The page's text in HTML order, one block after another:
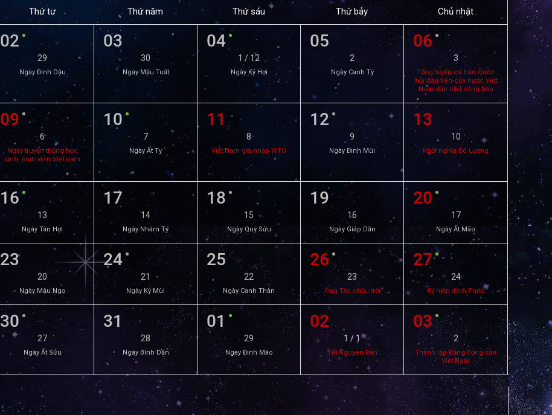
Thứ tư Thứ năm Thứ sáu Thứ bảy Chủ nhật
02
29
Ngày Đinh Dậu
03
30
Ngày Mậu Tuất
04
1 / 12
Ngày Kỷ Hợi
05
2
Ngày Canh Tý
06
3
Tổng tuyển cử bầu Quốc
hội đầu tiên của nước Việt
Nam dân chủ cộng hòa
09
6
Ngày truyền thống học
sinh, sinh viên Việt nam
10
7
Ngày Ất Tỵ
11
8
Việt Nam gia nhập WTO
12
9
Ngày Đinh Mùi
13
10
Khởi nghĩa Đô Lương
16
13
Ngày Tân Hợi
17
14
Ngày Nhâm Tý
18
15
Ngày Quý Sửu
19
16
Ngày Giáp Dần
20
17
Ngày Ất Mão
23
20
Ngày Mậu Ngọ
24
21
Ngày Kỷ Mùi
25
22
Ngày Canh Thân
26
23
Ông Táo chầu trời
27
24
Ký hiệp định Paris
30
27
Ngày Ất Sửu
31
28
Ngày Bính Dần
01
29
Ngày Đinh Mão
02
1 / 1
Tết Nguyên Đán
03
2
Thành lập Đảng cộng sản
Việt Nam